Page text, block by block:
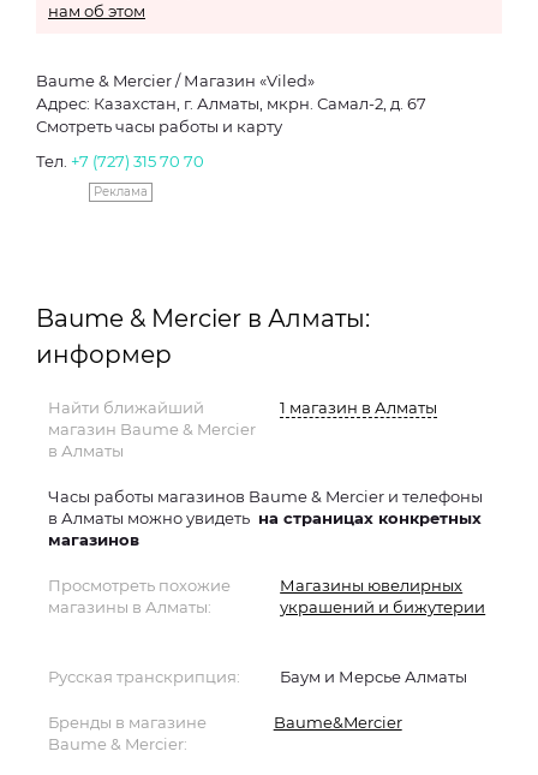
нам об этом
Baume & Mercier / Магазин «Viled»
Адрес: Казахстан, г. Алматы, мкрн. Самал-2, д. 67
Смотреть часы работы и карту
Тел. +7 (727) 315 70 70
Реклама
Baume & Mercier в Алматы:
информер
Найти ближайший
магазин Baume & Mercier
в Алматы
1 магазин в Алматы
Часы работы магазинов Baume & Mercier и телефоны
в Алматы можно увидеть на страницах конкретных
магазинов
Просмотреть похожие
магазины в Алматы:
Магазины ювелирных
украшений и бижутерии
Русская транскрипция: Баум и Мерсье Алматы
Бренды в магазине
Baume & Mercier:
Baume&Mercier